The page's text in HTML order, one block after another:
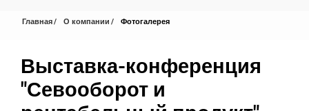
Главная О компании Фотогалерея
Выставка-конференция
"Севооборот и